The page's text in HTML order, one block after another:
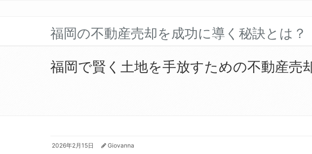
福岡の不動産売却を成功に導く秘訣とは？
福岡で賢く土地を手放すための不動産売
2026年2月15日 Giovanna